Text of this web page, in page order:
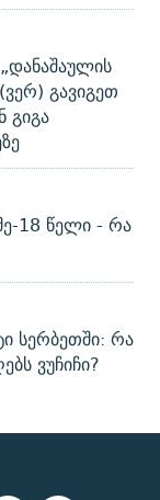
გავიგეთ
გიგა
18 წელი - რა
სერბეთში: რა
ვუჩიჩი?